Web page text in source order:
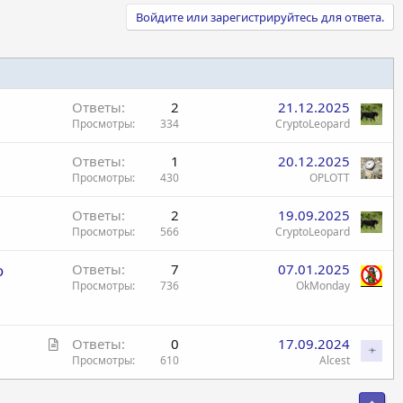
Войдите или зарегистрируйтесь для ответа.
Ответы 2
Просмотры 334
21.12.2025
CryptoLeopard
Ответы 1
Просмотры 430
20.12.2025
OPLOTT
Ответы 2
Просмотры 566
19.09.2025
CryptoLeopard
Ответы 7
Просмотры 736
07.01.2025
OkMonday
С
а
Ответы 0
Просмотры 610
17.09.2024
Alcest